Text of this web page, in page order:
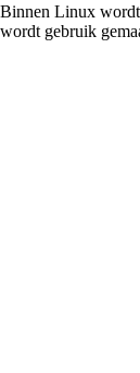
Binnen Linux wordt
wordt gebruik